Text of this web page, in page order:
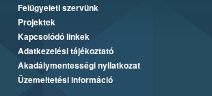
Felügyeleti szervünk
Projektek
Kapcsolódó linkek
Adatkezelési tájékoztató
Akadálymentességi nyilatkozat
Üzemeltetési információ